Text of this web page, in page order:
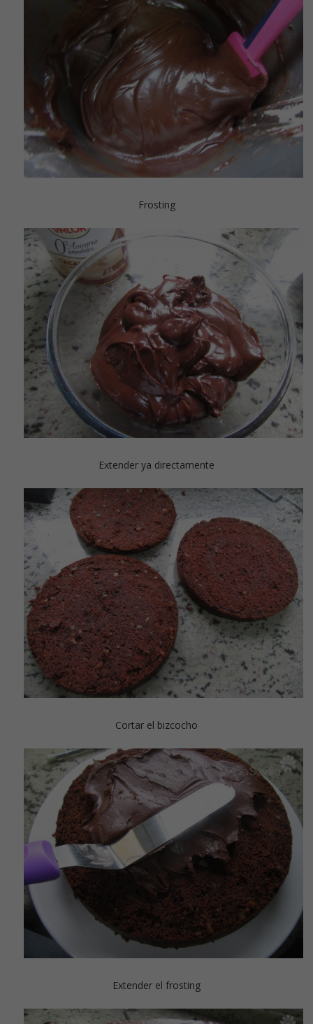
Frosting
Extender ya directamente
Cortar el bizcocho
Extender el frosting